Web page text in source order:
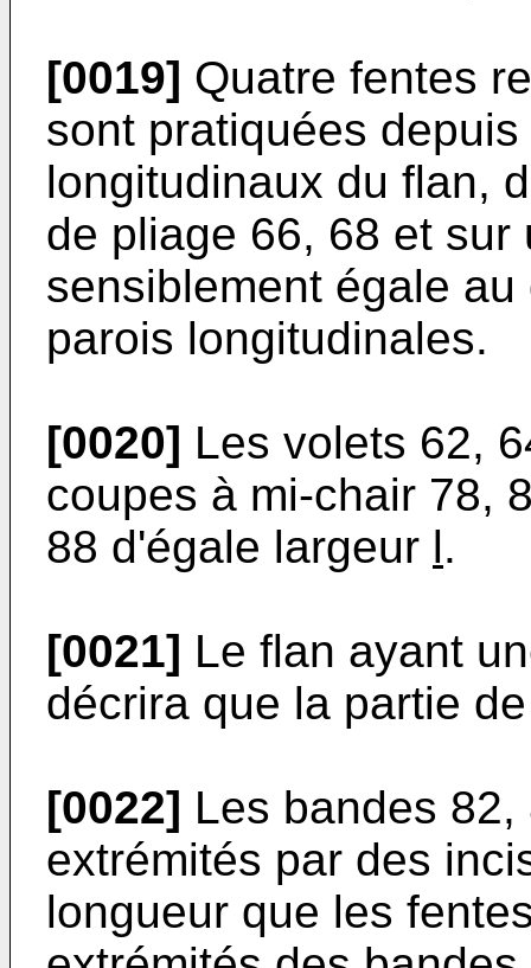
[0019] Quatre fentes
sont pratiquées
longitudinaux du flan,
de pliage 66, 68 et
sensiblement égale
parois longitudinales.
[0020] Les volets 62,
coupes à mi-chair 78,
88 d'égale largeur l.
[0021] Le flan ayant
décrira que la partie
[0022] Les bandes
extrémités par des
longueur que les